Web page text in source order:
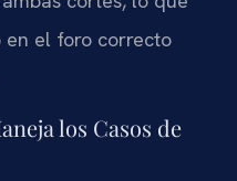
en el foro correcto
los Casos de